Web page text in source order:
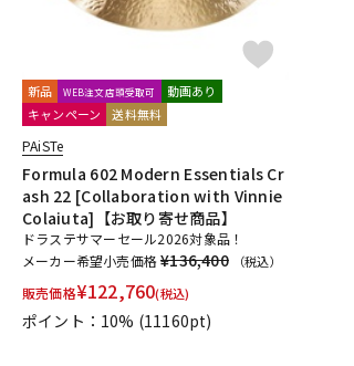
新品 WEB注文店頭受取可
動画あり
キャンペーン
送料無料
PAiSTe
Formula 602 Modern Essentials Cr
ash 22 [Collaboration with Vinnie
Colaiuta]【お取り寄せ商品】
ドラステサマーセール2026対象品！
メーカー希望小売価格¥136,400 （税込）
販売価格¥122,760(税込)
ポイント：10% (11160pt)